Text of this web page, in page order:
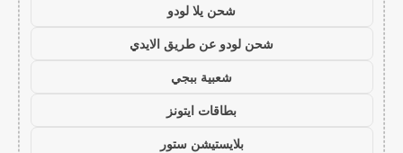
شحن يلا لودو
شحن لودو عن طريق الايدي
شعبية ببجي
بطاقات ايتونز
بلايستيشن ستور